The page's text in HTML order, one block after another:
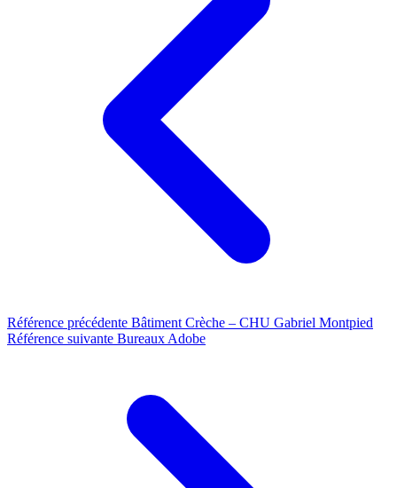
Référence précédente Bâtiment Crèche – CHU Gabriel Montpied
Référence suivante Bureaux Adobe